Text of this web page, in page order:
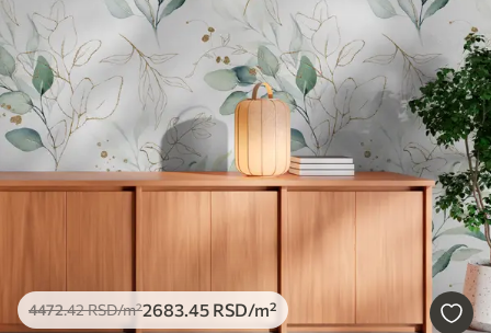
4472.42RSD/m²2683.45 RSD/m²